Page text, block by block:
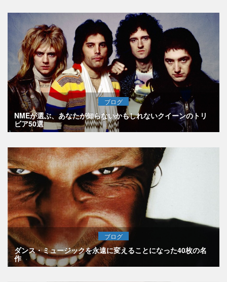
ブログ
NMEが選ぶ、あなたが知らないかもしれないクイーンのトリ
ビア50選
ブログ
ダンス・ミュージックを永遠に変えることになった40枚の名
作